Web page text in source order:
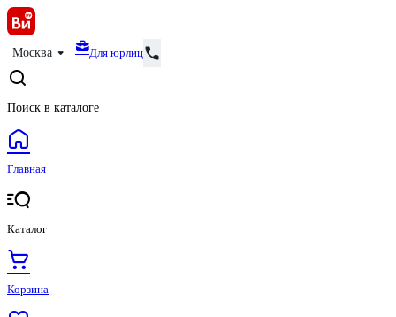
Москва Для юрлиц
Поиск в каталоге
Главная
Каталог
Корзина